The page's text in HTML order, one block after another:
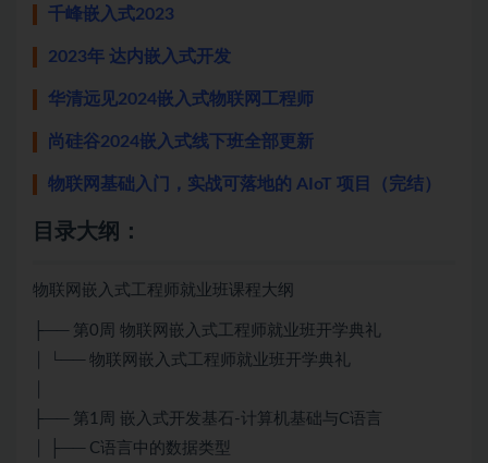
千峰嵌入式2023
2023年 达内嵌入式开发
华清远见2024嵌入式物联网工程师
尚硅谷2024嵌入式线下班全部更新
物联网基础入门，实战可落地的 AIoT 项目（完结）
目录大纲：
物联网嵌入式工程师就业班课程大纲
├── 第0周 物联网嵌入式工程师就业班开学典礼
│ └── 物联网嵌入式工程师就业班开学典礼
├── 第1周 嵌入式开发基石-计算机基础与C语言
│ ├── C语言中的数据类型